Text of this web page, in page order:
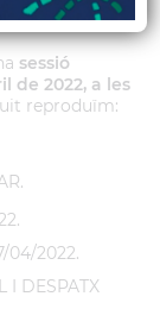
sessió
de 2022, a les
reproduïm:
04/2022.
I DESPATX